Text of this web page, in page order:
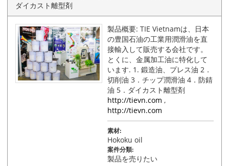
ダイカスト離型剤
製品概要: TIE Vietnamは、日本
の豊国石油の工業用潤滑油を直
接輸入して販売する会社です。
とくに、金属加工油に特化して
います. 1. 鍛造油、プレス油 2．
切削油 3．チップ潤滑油 4．防錆
油 5．ダイカスト離型剤
http://tievn.com ,
http://tievn.com
素材:
Hokoku oil
案件分類:
製品を売りたい